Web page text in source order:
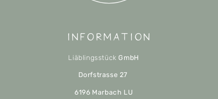
Information
Liäblingsstück GmbH
Dorfstrasse 27
6196 Marbach LU